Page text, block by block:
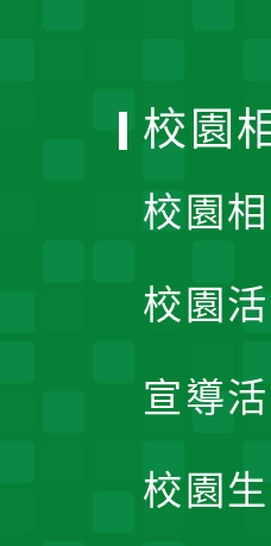
校園
校園
校園
宣導
校園